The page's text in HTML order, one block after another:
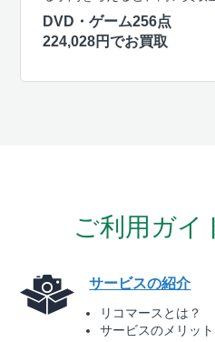
DVD・ゲーム256点
224,028円でお買取
ご利用ガイ
サービスの紹介
リコマースとは？
サービスのメリット